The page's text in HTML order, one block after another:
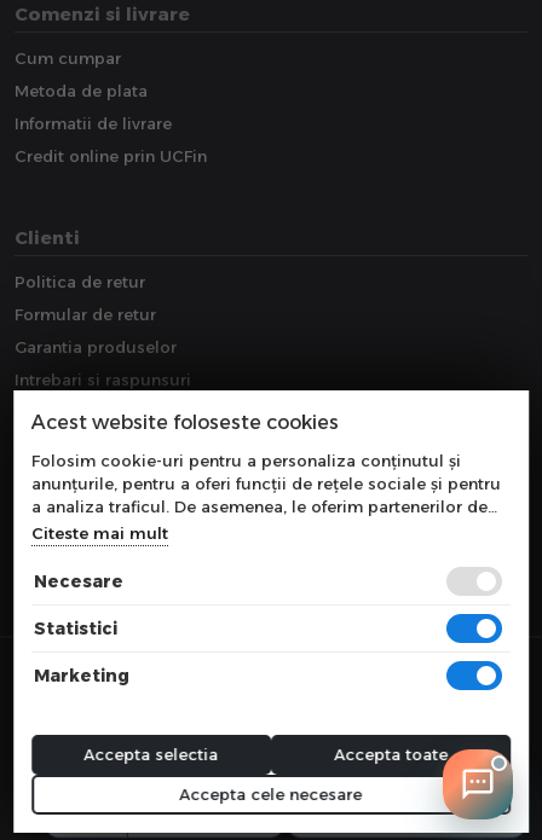
Comenzi si livrare
Cum cumpar
Metoda de plata
Informatii de livrare
Credit online prin UCFin
Clienti
Politica de retur
Formular de retur
Garantia produselor
Intrebari si raspunsuri
Downloads
webdesign by
Acest website foloseste cookies
Folosim cookie-uri pentru a personaliza conținutul și
anunțurile, pentru a oferi funcții de rețele sociale și pentru
a analiza traficul. De asemenea, le oferim partenerilor de
rețele sociale, de publicitate și de analize informații cu
privire la modul în care folosiți site-ul nostru. Aceștia le
pot combina cu alte informații oferite de dvs. sau culese în
Citeste mai mult
Necesare
Statistici
Marketing
Accepta cele necesare
Accepta selectia Accepta toate